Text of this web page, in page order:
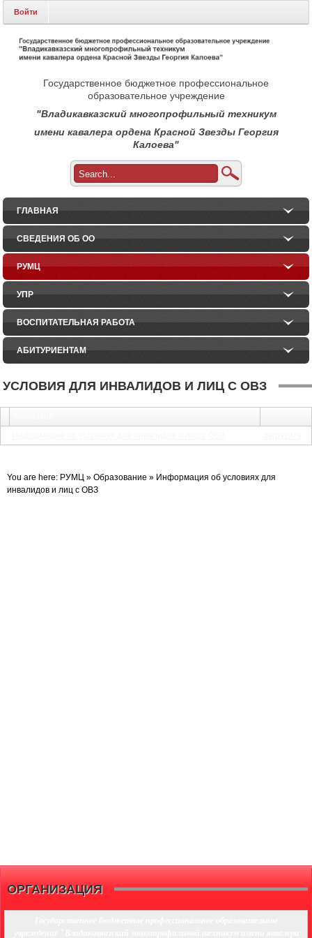
Государственное бюджетное профессиональное
образовательное учреждение
"Владикавказский многопрофильный техникум
имени кавалера ордена Красной Звезды Георгия
Калоева"
Войти
ГЛАВНАЯ
СВЕДЕНИЯ ОБ ОО
РУМЦ
УПР
ВОСПИТАТЕЛЬНАЯ РАБОТА
АБИТУРИЕНТАМ
УСЛОВИЯ ДЛЯ ИНВАЛИДОВ И ЛИЦ С ОВЗ
You are here: РУМЦ » Образование » Информация об условиях для
инвалидов и лиц с ОВЗ
ОРГАНИЗАЦИЯ